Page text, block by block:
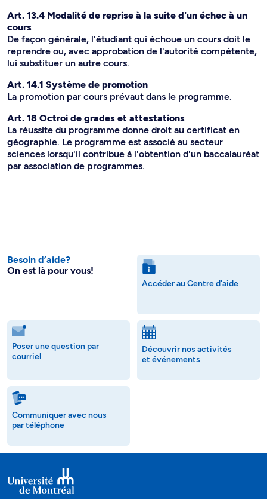
Art. 13.4 Modalité de reprise à la suite d'un échec à un
cours
De façon générale, l'étudiant qui échoue un cours doit le
reprendre ou, avec approbation de l'autorité compétente,
lui substituer un autre cours.
Art. 14.1 Système de promotion
La promotion par cours prévaut dans le programme.
Art. 18 Octroi de grades et attestations
La réussite du programme donne droit au certificat en
géographie. Le programme est associé au secteur
sciences lorsqu'il contribue à l'obtention d'un baccalauréat
par association de programmes.
Besoin d’aide?
On est là pour vous!
Accéder au Centre d'aide
Poser une question par
courriel
Découvrir nos activités
et événements
Communiquer avec nous
par téléphone